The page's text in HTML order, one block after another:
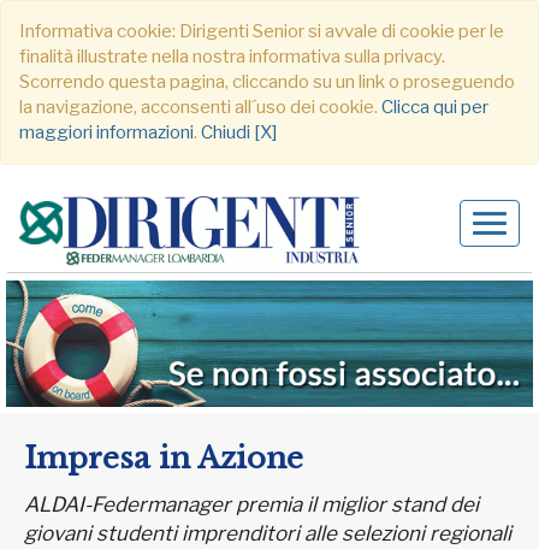
Informativa cookie: Dirigenti Senior si avvale di cookie per le
finalità illustrate nella nostra informativa sulla privacy.
Scorrendo questa pagina, cliccando su un link o proseguendo
la navigazione, acconsenti all´uso dei cookie. Clicca qui per
maggiori informazioni. Chiudi [X]
Impresa in Azione
ALDAI-Federmanager premia il miglior stand dei
giovani studenti imprenditori alle selezioni regionali